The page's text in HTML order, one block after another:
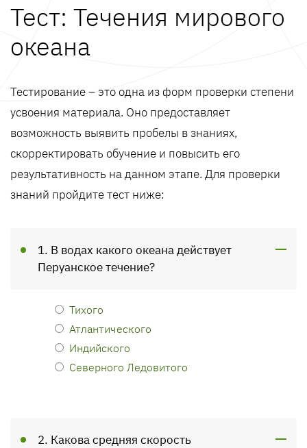
Тест: Течения мирового
океана
Тестирование – это одна из форм проверки степени
усвоения материала. Оно предоставляет
возможность выявить пробелы в знаниях,
скорректировать обучение и повысить его
результативность на данном этапе. Для проверки
знаний пройдите тест ниже:
1. В водах какого океана действует
Перуанское течение?
Тихого
Атлантического
Индийского
Северного Ледовитого
2. Какова средняя скорость